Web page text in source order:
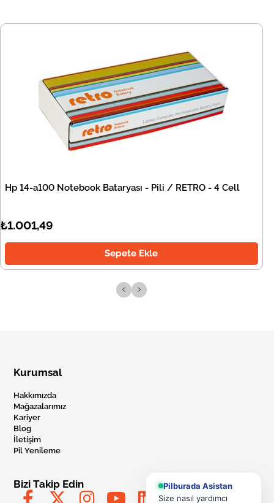
Hp 14-a100 Notebook Bataryası - Pili / RETRO - 4 Cell
₺1.001,49
Sepete Ekle
‹ ›
Kurumsal
Hakkımızda
Mağazalarımız
Kariyer
Blog
İletişim
Pil Yenileme
Bizi Takip Edin
Pilburada Asistan
Size nasıl yardımcı